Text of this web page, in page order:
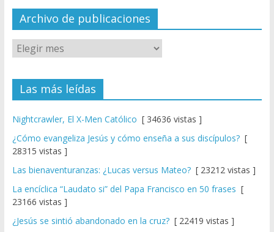
el
Archivo de publicaciones
Las más leídas
Nightcrawler, El X-Men Católico [ 34636 vistas ]
¿Cómo evangeliza Jesús y cómo enseña a sus discípulos?[
28315 vistas ]
Las bienaventuranzas: ¿Lucas versus Mateo?[ 23212 vistas ]
La encíclica “Laudato si” del Papa Francisco en 50 frases [
23166 vistas ]
¿Jesús se sintió abandonado en la cruz?[ 22419 vistas ]